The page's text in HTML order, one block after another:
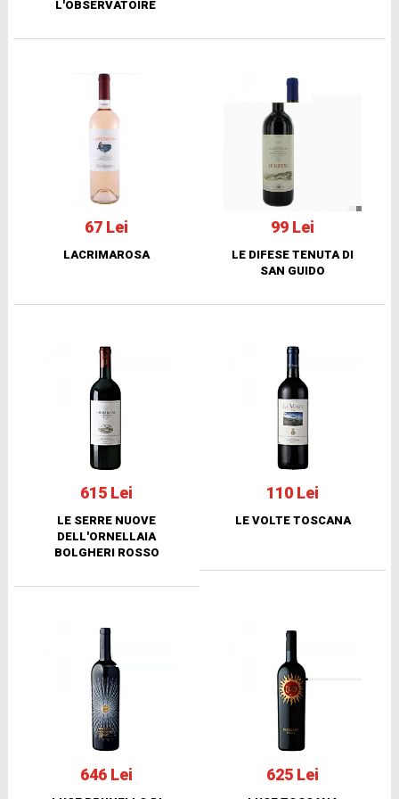
L'OBSERVATOIRE
67 Lei
LACRIMAROSA
99 Lei
LE DIFESE TENUTA DI
SAN GUIDO
615 Lei
LE SERRE NUOVE
DELL'ORNELLAIA
BOLGHERI ROSSO
110 Lei
LE VOLTE TOSCANA
646 Lei 625 Lei